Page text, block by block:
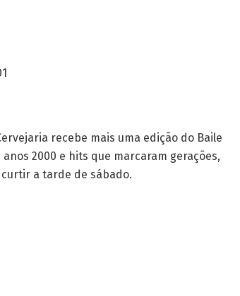
recebe mais uma edição do Baile
2000 e hits que marcaram gerações,
a tarde de sábado.